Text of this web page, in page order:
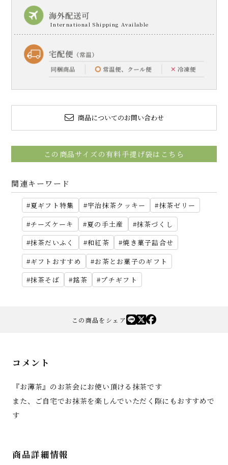
商品についてのお問い合わせ
この商品サイズの有料手提げ袋はこちら
関連キーワード
夏ギフト特集 宇治抹茶クッキー
抹茶ゼリー
チーズケーキ
夏の手土産
抹茶づくし
抹茶だいふく
和紅茶
焼き菓子詰合せ
ギフトおすすめ
お茶とお菓子のギフト
抹茶そば
銘茶 プチギフト
この商品をシェア
コメント
『お薄茶』のお茶会にお使い頂ける抹茶です
また、ご自宅でお抹茶を楽しんでいただく際にもおすすめで
す
商品詳細情報